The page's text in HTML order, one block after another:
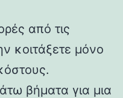
από τις
κοιτάξετε μόνο
βήματα για μια